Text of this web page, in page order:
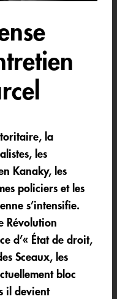
la
les
Kanaky, les
policiers et les
s’intensifie.
Révolution
d’« État de droit,
Sceaux, les
bloc
il devient